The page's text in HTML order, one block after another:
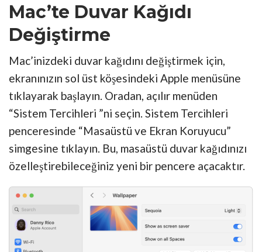
Mac’te Duvar Kağıdı
Değiştirme
Mac’inizdeki duvar kağıdını değiştirmek için,
ekranınızın sol üst köşesindeki Apple menüsüne
tıklayarak başlayın. Oradan, açılır menüden
“Sistem Tercihleri ”ni seçin. Sistem Tercihleri
penceresinde “Masaüstü ve Ekran Koruyucu”
simgesine tıklayın. Bu, masaüstü duvar kağıdınızı
özelleştirebileceğiniz yeni bir pencere açacaktır.